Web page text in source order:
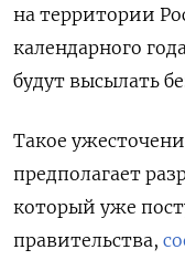
на территории
календарного
будут высылать
Такое
предполагает
который уже
правительства,